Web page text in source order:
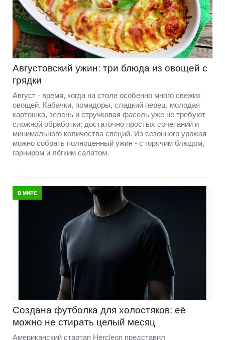
Августовский ужин: три блюда из овощей с
грядки
Август - время, когда на столе особенно много свежих
овощей. Кабачки, помидоры, сладкий перец, молодая
картошка, зелень и стручковая фасоль уже не требуют
сложной обработки: достаточно простых сочетаний и
минимального количества специй. Из сезонного урожая
можно собрать полноценный ужин - с горячим блюдом,
гарниром и лёгким салатом.
В МИРЕ
Создана футболка для холостяков: её
можно не стирать целый месяц
Американский стартап Hercleon представил